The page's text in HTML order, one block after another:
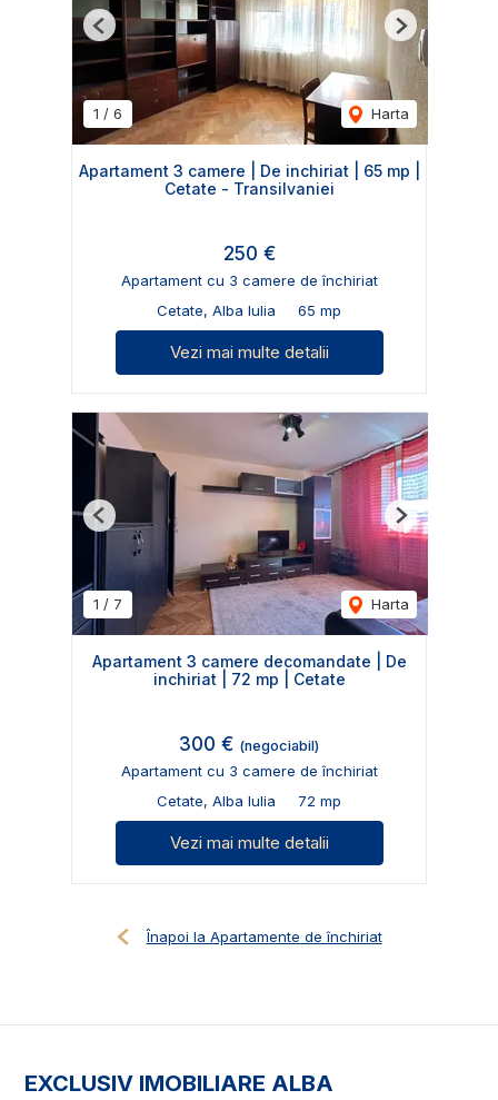
1 / 6 Harta
Previous Next
Apartament 3 camere | De inchiriat | 65 mp |
Cetate - Transilvaniei
250 €
Apartament cu 3 camere de închiriat
Cetate, Alba Iulia
65 mp
Vezi mai multe detalii
1 / 7 Harta
Previous Next
Apartament 3 camere decomandate | De
inchiriat | 72 mp | Cetate
300 € (negociabil)
Apartament cu 3 camere de închiriat
Cetate, Alba Iulia
72 mp
Vezi mai multe detalii
Înapoi la Apartamente de închiriat
EXCLUSIV IMOBILIARE ALBA